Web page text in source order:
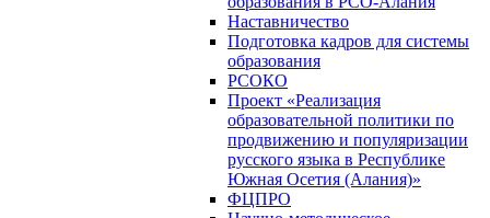
Наставничество
Подготовка кадров для системы
образования
РСОКО
Проект «Реализация
образовательной политики по
продвижению и популяризации
русского языка в Республике
Южная Осетия (Алания)»
ФЦПРО